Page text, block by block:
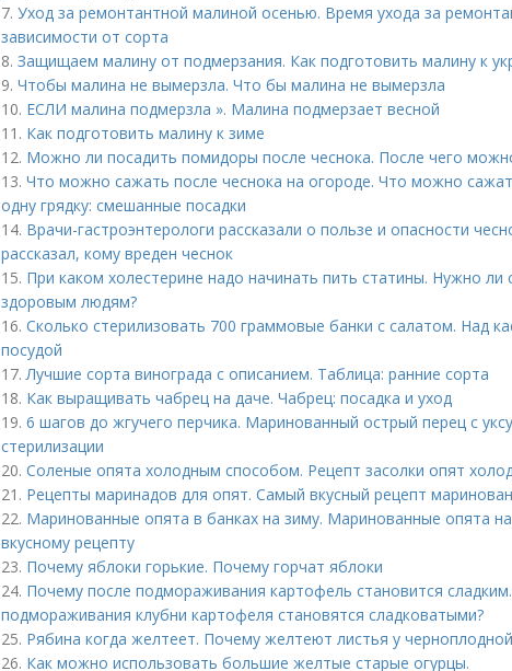
7. Уход за ремонтантной малиной осенью. Время ухода за
зависимости от сорта
8. Защищаем малину от подмерзания. Как подготовить малину к
9. Чтобы малина не вымерзла. Что бы малина не вымерзла
10. ЕСЛИ малина подмерзла ». Малина подмерзает весной
11. Как подготовить малину к зиме
12. Можно ли посадить помидоры после чеснока. После чего
13. Что можно сажать после чеснока на огороде. Что можно
одну грядку: смешанные посадки
14. Врачи-гастроэнтерологи рассказали о пользе и опасности
рассказал, кому вреден чеснок
15. При каком холестерине надо начинать пить статины. Нужно ли
здоровым людям?
16. Сколько стерилизовать 700 граммовые банки с салатом. Над
посудой
17.Лучшие сорта винограда с описанием. Таблица: ранние сорта
18. Как выращивать чабрец на даче. Чабрец: посадка и уход
19. 6 шагов до жгучего перчика. Маринованный острый перец с
стерилизации
20. Соленые опята холодным способом. Рецепт засолки опят
21. Рецепты маринадов для опят. Самый вкусный рецепт
22. Маринованные опята в банках на зиму. Маринованные опята
вкусному рецепту
23. Почему яблоки горькие. Почему горчат яблоки
24. Почему после подмораживания картофель становится
подмораживания клубни картофеля становятся сладковатыми?
25. Рябина когда желтеет. Почему желтеют листья у
26. Как можно использовать большие желтые старые огурцы.